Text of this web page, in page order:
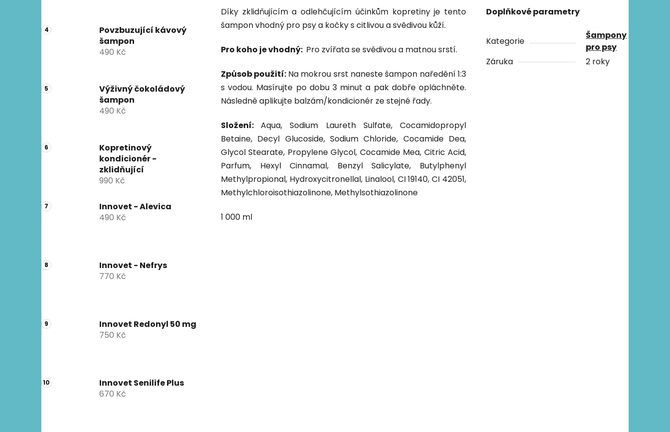
Povzbuzující kávový
šampon
490 Kč
Výživný čokoládový
šampon
490 Kč
Kopretinový
kondicionér -
zklidňující
990 Kč
Innovet - Alevica
490 Kč
Innovet - Nefrys
770 Kč
Innovet Redonyl 50 mg
750 Kč
Innovet Senilife Plus
670 Kč
Díky zklidňujícím a odlehčujícím účinkům kopretiny je tento
šampon vhodný pro psy a kočky s citlivou a svědivou kůží.
Pro koho je vhodný: Pro zvířata se svědivou a matnou srstí.
Způsob použití: Na mokrou srst naneste šampon naředění 1:3
s vodou. Masírujte po dobu 3 minut a pak dobře opláchněte.
Následně aplikujte balzám/kondicionér ze stejné řady.
Složení:Aqua, Sodium Laureth Sulfate, Cocamidopropyl
Betaine, Decyl Glucoside, Sodium Chloride, Cocamide Dea,
Glycol Stearate, Propylene Glycol, Cocamide Mea, Citric Acid,
Parfum, Hexyl Cinnamal, Benzyl Salicylate, Butylphenyl
Methylpropional, Hydroxycitronellal, Linalool, CI 19140, CI 42051,
Methylchloroisothiazolinone, Methylsothiazolinone
1 000 ml
Doplňkové parametry
Kategorie
Šampony
pro psy
Záruka
2 roky